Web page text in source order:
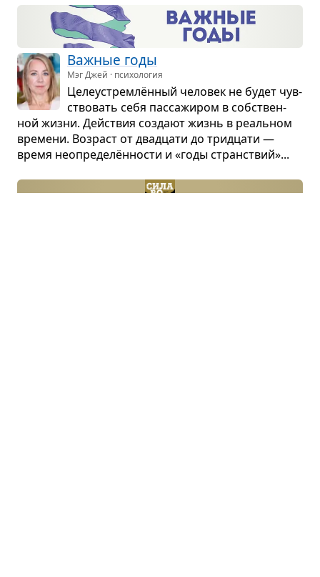
Важ­ные годы
Мэг Джей · психология
Целе­устрем­лён­ный чело­век не будет чув­
ство­вать себя пас­са­жи­ром в соб­ствен­
ной жизни. Действия создают жизнь в реаль­ном
вре­мени. Воз­раст от два­дцати до трид­цати —
время неопре­де­лён­но­сти и «годы стран­ствий»...